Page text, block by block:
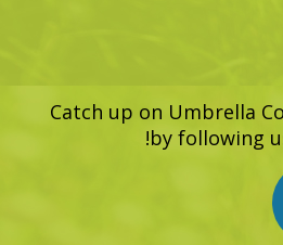
Catch up on Umbrella
by following